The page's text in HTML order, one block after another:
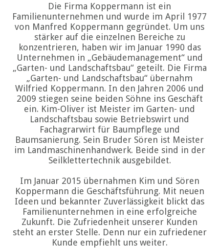
Die Firma Koppermann ist ein
Familienunternehmen und wurde im April 1977
von Manfred Koppermann gegründet. Um uns
stärker auf die einzelnen Bereiche zu
konzentrieren, haben wir im Januar 1990 das
Unternehmen in „Gebäudemanagement“ und
„Garten- und Landschaftsbau“ geteilt. Die Firma
„Garten- und Landschaftsbau“ übernahm
Wilfried Koppermann. In den Jahren 2006 und
2009 stiegen seine beiden Söhne ins Geschäft
ein. Kim-Oliver ist Meister im Garten- und
Landschaftsbau sowie Betriebswirt und
Fachagrarwirt für Baumpflege und
Baumsanierung. Sein Bruder Sören ist Meister
im Landmaschinenhandwerk. Beide sind in der
Seilklettertechnik ausgebildet.
Im Januar 2015 übernahmen Kim und Sören
Koppermann die Geschäftsführung. Mit neuen
Ideen und bekannter Zuverlässigkeit blickt das
Familienunternehmen in eine erfolgreiche
Zukunft. Die Zufriedenheit unserer Kunden
steht an erster Stelle. Denn nur ein zufriedener
Kunde empfiehlt uns weiter.